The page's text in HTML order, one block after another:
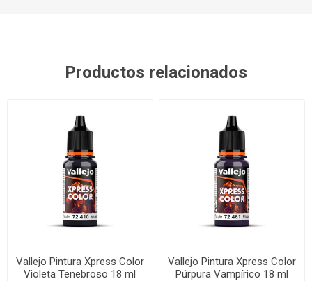
Productos relacionados
Vallejo Pintura Xpress Color
Violeta Tenebroso 18 ml
Vallejo Pintura Xpress Color
Púrpura Vampírico 18 ml